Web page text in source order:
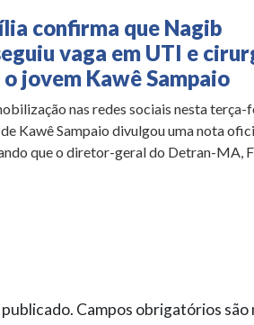
confirma que Nagib
vaga em UTI e
jovem Kawê Sampaio
nas redes sociais nesta terça-
Kawê Sampaio divulgou uma nota
que o diretor-geral do Detran-MA,
Campos obrigatórios são